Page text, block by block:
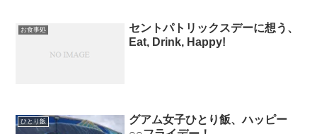
お食事処
セントパトリックスデーに想う、
Eat, Drink, Happy!
ひとり飯
グアム女子ひとり飯、ハッピー